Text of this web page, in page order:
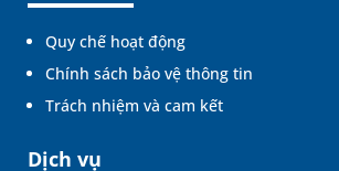
Quy chế hoạt động
Chính sách bảo vệ thông tin
Trách nhiệm và cam kết
Dịch vụ